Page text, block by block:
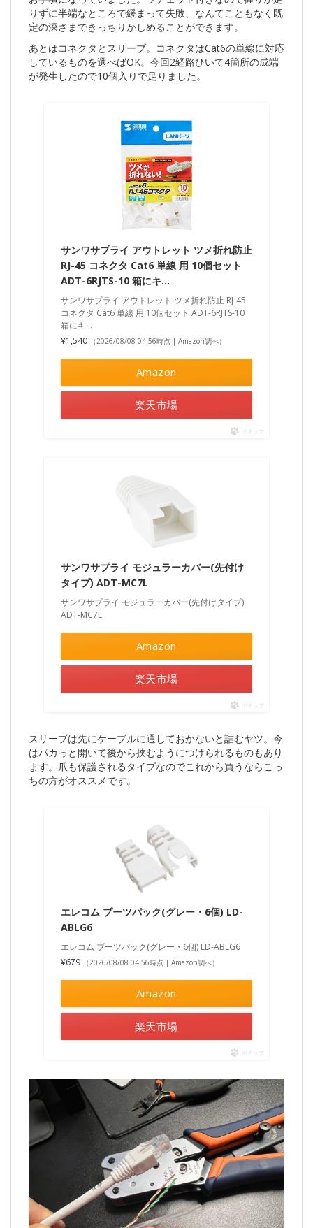
りずに半端なところで緩まって失敗、なんてこともなく既
定の深さまできっちりかしめることができます。
あとはコネクタとスリーブ。コネクタはCat6の単線に対応
しているものを選べばOK。今回2経路ひいて4箇所の成端
が発生したので10個入りで足りました。
サンワサプライ アウトレット ツメ折れ防止
RJ-45 コネクタ Cat6 単線 用 10個セット
ADT-6RJTS-10 箱にキ…
サンワサプライ アウトレット ツメ折れ防止 RJ-45
コネクタ Cat6 単線 用 10個セット ADT-6RJTS-10
箱にキ…
¥1,540
（2026/08/08 04:56時点 | Amazon調べ）
Amazon
楽天市場
ポチップ
サンワサプライ モジュラーカバー(先付け
タイプ) ADT-MC7L
サンワサプライ モジュラーカバー(先付けタイプ)
ADT-MC7L
Amazon
楽天市場
ポチップ
スリーブは先にケーブルに通しておかないと詰むヤツ。今
はパカっと開いて後から挟むようにつけられるものもあり
ます。爪も保護されるタイプなのでこれから買うならこっ
ちの方がオススメです。
エレコム ブーツパック(グレー・6個) LD-
ABLG6
エレコム ブーツパック(グレー・6個) LD-ABLG6
¥679
（2026/08/08 04:56時点 | Amazon調べ）
Amazon
楽天市場
ポチップ